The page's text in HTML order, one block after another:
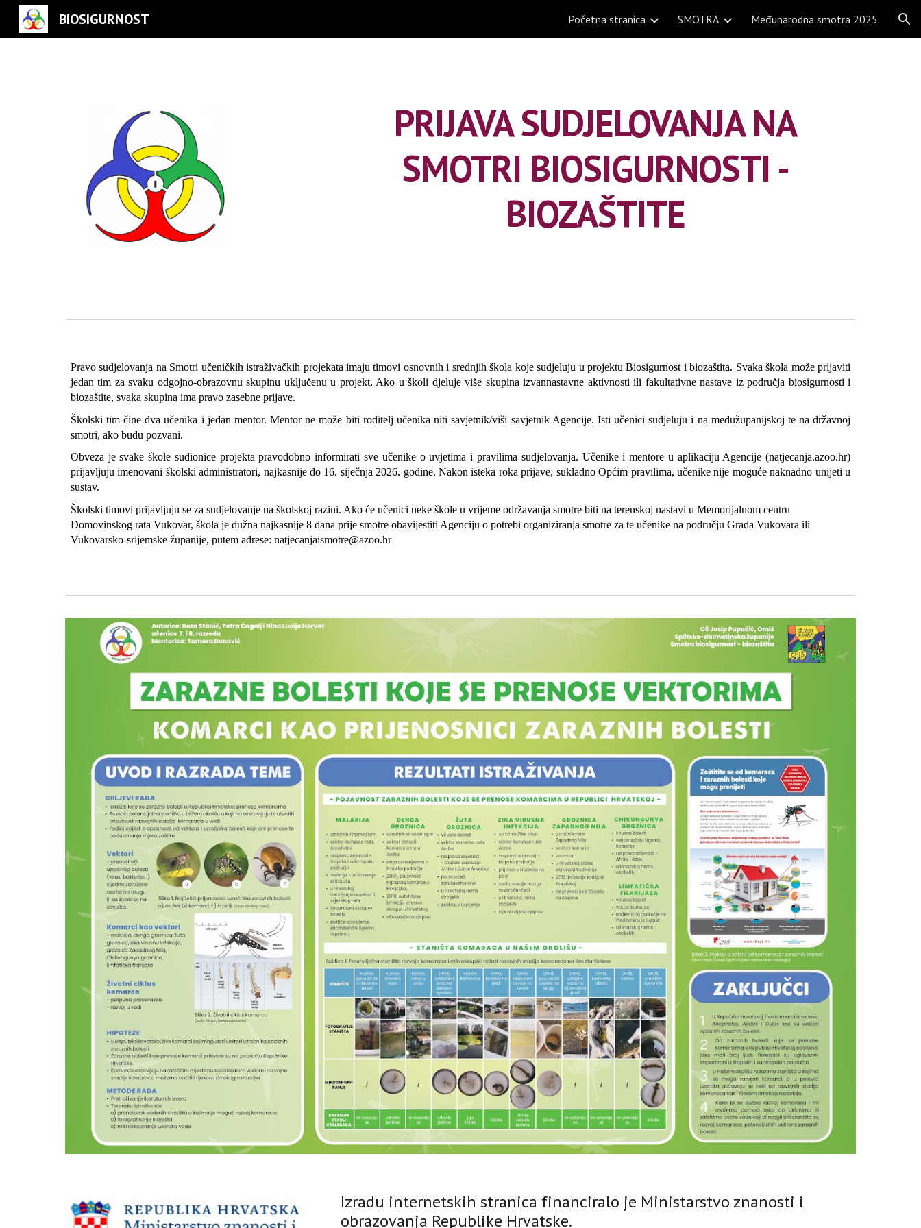
Skip to navigation
BIOSIGURNOST Početna stranica SMOTRA Međunarodna smotra 2025.
PRIJAVA SUDJELOVANJA NA
SMOTRI BIOSIGURNOSTI -
BIOZAŠTITE
Pravo sudjelovanja na Smotri učeničkih istraživačkih projekata imaju timovi osnovnih i srednjih škola koje sudjeluju u projektu Biosigurnost i biozaštita. Svaka škola može prijaviti
jedan tim za svaku odgojno-obrazovnu skupinu uključenu u projekt. Ako u školi djeluje više skupina izvannastavne aktivnosti ili fakultativne nastave iz područja biosigurnosti i
biozaštite, svaka skupina ima pravo zasebne prijave.
Školski tim čine dva učenika i jedan mentor. Mentor ne može biti roditelj učenika niti savjetnik/viši savjetnik Agencije. Isti učenici sudjeluju i na međužupanijskoj te na državnoj
smotri, ako budu pozvani.
Obveza je svake škole sudionice projekta pravodobno informirati sve učenike o uvjetima i pravilima sudjelovanja. Učenike i mentore u aplikaciju Agencije (natjecanja.azoo.hr)
prijavljuju imenovani školski administratori, najkasnije do 16. siječnja 2026. godine. Nakon isteka roka prijave, sukladno Općim pravilima, učenike nije moguće naknadno unijeti u
sustav.
Školski timovi prijavljuju se za sudjelovanje na školskoj razini. Ako će učenici neke škole u vrijeme održavanja smotre biti na terenskoj nastavi u Memorijalnom centru
Domovinskog rata Vukovar, škola je dužna najkasnije 8 dana prije smotre obavijestiti Agenciju o potrebi organiziranja smotre za te učenike na području Grada Vukovara ili
Vukovarsko-srijemske županije, putem adrese: natjecanjaismotre@azoo.hr
Izradu internetskih stranica financiralo je Ministarstvo znanosti i
obrazovanja Republike Hrvatske.